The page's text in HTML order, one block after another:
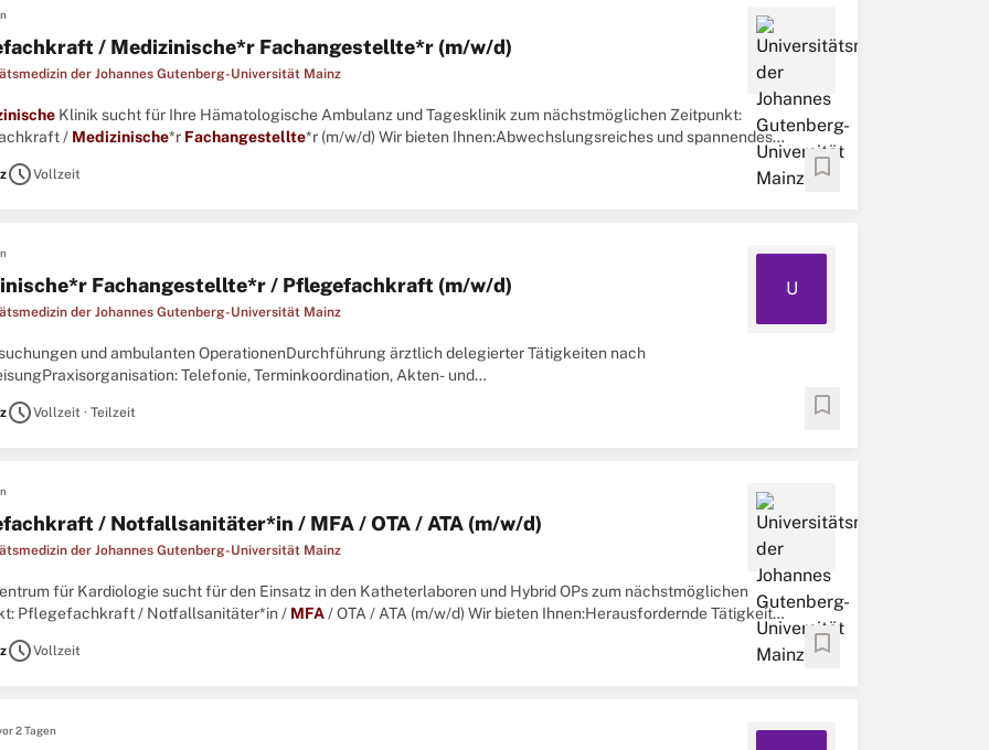
/ Medizinische*r Fachangestellte*r (m/w/d)
der Johannes Gutenberg-Universität Mainz
Klinik sucht für Ihre Hämatologische Ambulanz und Tagesklinik zum nächstmöglichen Zeitpunkt:
/ Medizinische*r Fachangestellte*r (m/w/d) Wir bieten Ihnen:Abwechslungsreiches und spannendes
scheduleVollzeit bookmark
Fachangestellte*r / Pflegefachkraft (m/w/d)
der Johannes Gutenberg-Universität Mainz
U
und ambulanten OperationenDurchführung ärztlich delegierter Tätigkeiten nach
Telefonie, Terminkoordination, Akten- und
Ausbildung als
scheduleVollzeit · Teilzeit bookmark
/ Notfallsanitäter*in / MFA / OTA / ATA (m/w/d)
der Johannes Gutenberg-Universität Mainz
für Kardiologie sucht für den Einsatz in den Katheterlaboren und Hybrid OPs zum nächstmöglichen
Pflegefachkraft / Notfallsanitäter*in / MFA/ OTA / ATA (m/w/d) Wir bieten Ihnen:Herausfordernde Tätigkeit
scheduleVollzeit bookmark
2 Tagen